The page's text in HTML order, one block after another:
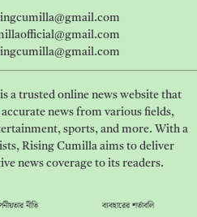
is a trusted online news website that
news from various fields,
sports, and more. With a
Rising Cumilla aims to deliver
news coverage to its readers.
নীতি ব্যবহারের শর্তাবলি